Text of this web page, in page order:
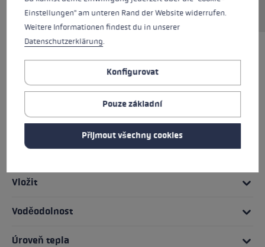
TO NEJLEPŠÍ
Rukojeťový systém
Vejít se
Podrobnosti
Vložit
Voděodolnost
Úroveň tepla
Einstellungen" am unteren Rand der Website widerrufen.
Weitere Informationen findest du in unserer
Datenschutzerklärung.
Konfigurovat
Pouze základní
Přijmout všechny cookies